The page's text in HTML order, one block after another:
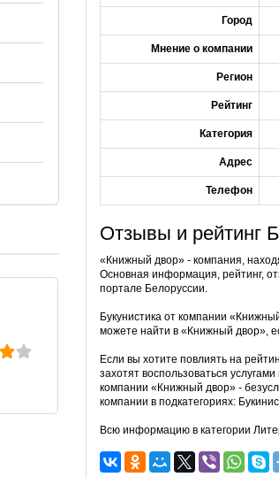
Город
Мнение о компании
Регион
Рейтинг
Категория
Адрес
Телефон
Отзывы и рейтинг
«Книжный двор» - компания,
Основная информация, рейтинг,
портале Белоруссии.
Букунистика от компании
можете найти в «Книжный двор»,
Если вы хотите повлиять на
захотят воспользоваться
компании «Книжный двор» -
компании в подкатегориях:
Всю информацию в категории